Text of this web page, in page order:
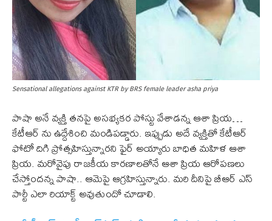
Sensational allegations against KTR by BRS female leader asha priya
పాషా అనే వ్యక్తి తనపై అసభ్యకర పోస్టు వేశాడన్న ఆశా ప్రియ…
కేటీఆర్ ను ఉద్దేశించి మండిప‌డ్డారు. ఇప్పుడు అదే వ్యక్తితో కేటీఆర్
ఫోటో దిగి ప్రోత్సహిస్తున్నారని ఫైర్ అయ్యారు బాధిత మహిళ ఆశా
ప్రియ. మరోవైపు రాజకీయ కారణాలతోనే ఆశా ప్రియ ఆరోపణలు
చేస్తోందన్న పాషా.. ఆమెపై ఆగ్ర‌హిస్తున్నారు. మ‌రి దీనిపై బీఆర్ ఎస్
పార్టీ ఎలా రియాక్ట్ అవుతుందో చూడాలి.